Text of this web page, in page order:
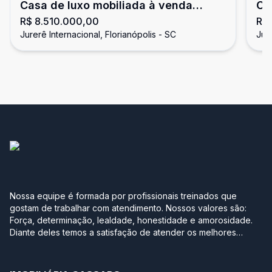
Casa de luxo mobiliada à venda
Jurere In
R$ 8.510.000,00
Jurerê Internacional, Florianópolis - SC
Nossa equipe é formada por profissionais treinados que
gostam de trabalhar com atendimento. Nossos valores são:
Força, determinação, lealdade, honestidade e amorosidade.
Diante deles temos a satisfação de atender os melhores
pensando no conforto de uma casa. Sabe aquela que você